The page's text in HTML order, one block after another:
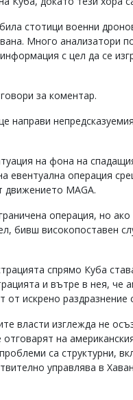
стотици военни
Много анализатори
с цел да се
за коментар.
направи
на фона на
евентуална операция
движението MAGA.
операция, но
бивш високопоставен
спрямо Куба
и вътре в нея, че
от искрено
власти изглежда не
на
са структурни,
управлява в